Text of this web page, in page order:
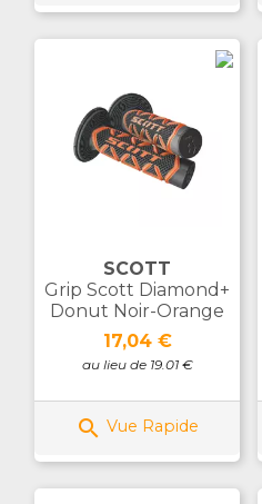
SCOTT
Grip Scott Diamond+
Donut Noir-Orange
Prix
17,04 €
au lieu de 19.01 €
 Vue Rapide